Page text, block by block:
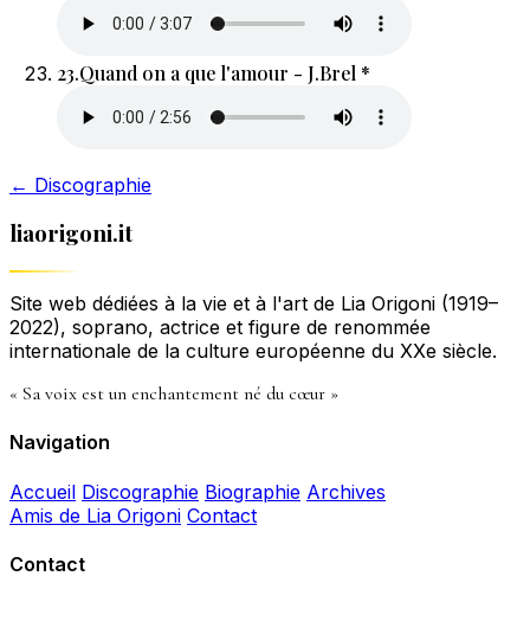
23.Quand on a que l'amour - J.Brel *
← Discographie
liaorigoni.it
Site web dédiées à la vie et à l'art de Lia Origoni (1919–
2022), soprano, actrice et figure de renommée
internationale de la culture européenne du XXe siècle.
« Sa voix est un enchantement né du cœur »
Navigation
Accueil Discographie Biographie Archives
Amis de Lia Origoni Contact
Contact